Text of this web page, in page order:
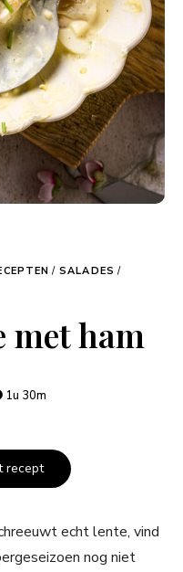
/ SALADES /
met ham
1u 30m
recept
echt lente, vind
nog niet